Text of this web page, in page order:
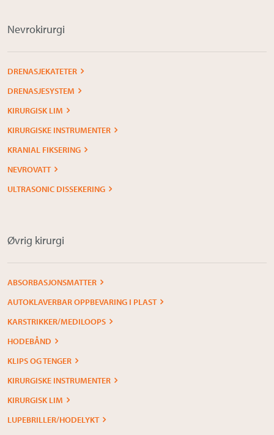
Nevrokirurgi
DRENASJEKATETER
DRENASJESYSTEM
KIRURGISK LIM
KIRURGISKE INSTRUMENTER
KRANIAL FIKSERING
NEVROVATT
ULTRASONIC DISSEKERING
Øvrig kirurgi
ABSORBASJONSMATTER
AUTOKLAVERBAR OPPBEVARING I PLAST
KARSTRIKKER/MEDILOOPS
HODEBÅND
KLIPS OG TENGER
KIRURGISKE INSTRUMENTER
KIRURGISK LIM
LUPEBRILLER/HODELYKT